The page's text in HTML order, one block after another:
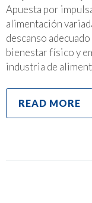
Apuesta por
alimentación
descanso
bienestar físico y
industria de
READ MORE